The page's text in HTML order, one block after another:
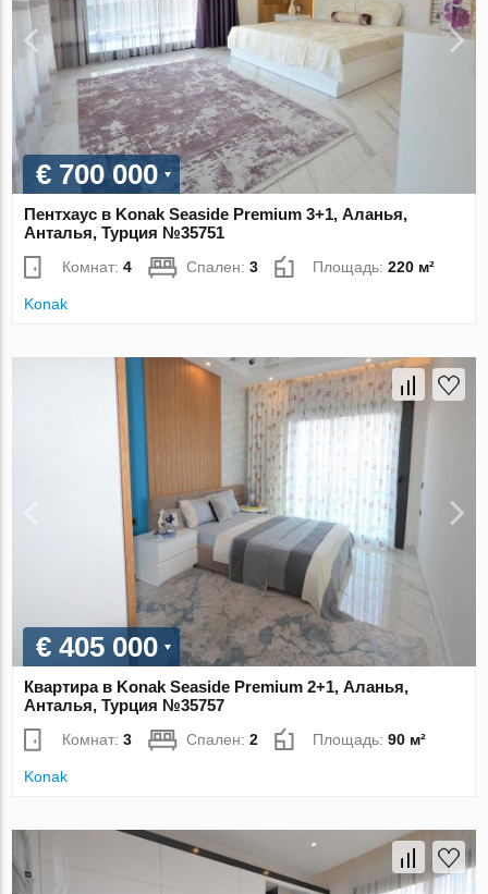
€ 700 000
Пентхаус в Konak Seaside Premium 3+1, Аланья,
Анталья, Турция №35751
Комнат:4 Спален:3 Площадь:220 м²
Konak
€ 405 000
Квартира в Konak Seaside Premium 2+1, Аланья,
Анталья, Турция №35757
Комнат:3 Спален:2 Площадь:90 м²
Konak